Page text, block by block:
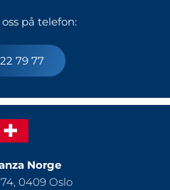
på telefon:
79 77
Norge
0409 Oslo